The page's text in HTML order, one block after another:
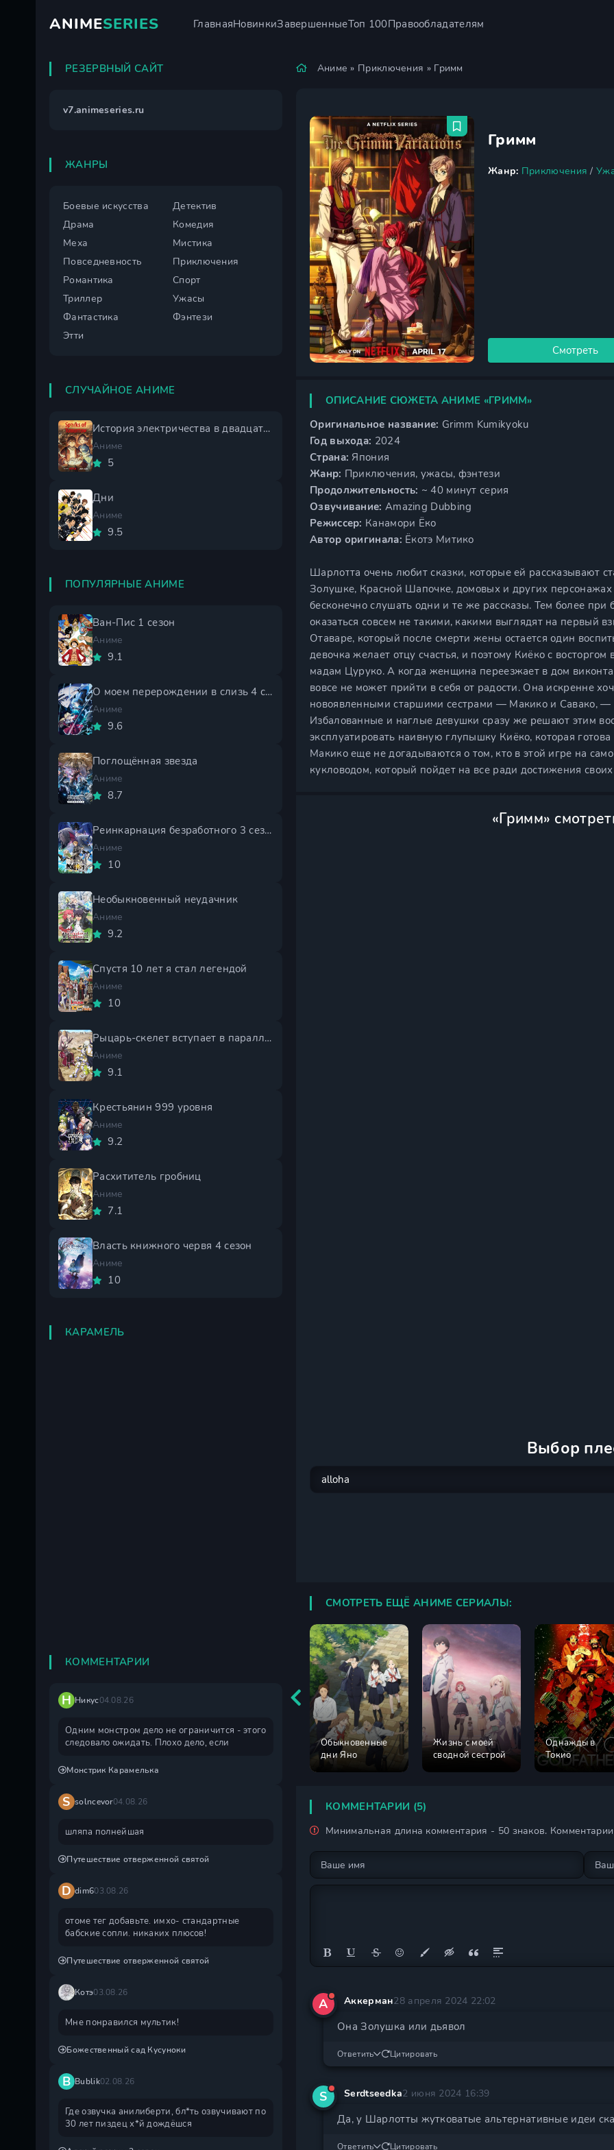
ANIMESERIES ГлавнаяНовинкиЗавершенныеТоп 100Правообладателям
Аниме » Приключения » Гримм
Гримм
Жанр: Приключения /
Смотреть
ОПИСАНИЕ СЮЖЕТА АНИМЕ «ГРИММ»
Оригинальное название: Grimm Kumikyoku
Год выхода: 2024
Страна: Япония
Жанр: Приключения, ужасы, фэнтези
Продолжительность: ~ 40 минут серия
Озвучивание: Amazing Dubbing
Режиссер: Канамори Ёко
Автор оригинала: Ёкотэ Митико
Шарлотта очень любит сказки, которые ей рассказывают
Золушке, Красной Шапочке, домовых и других персонажах
бесконечно слушать одни и те же рассказы. Тем более
оказаться совсем не такими, какими выглядят на первый
Отаваре, который после смерти жены остается один
девочка желает отцу счастья, и поэтому Киёко с
мадам Цуруко. А когда женщина переезжает в дом
вовсе не может прийти в себя от радости. Она искренне
новоявленными старшими сестрами — Макико и Савако, —
Избалованные и наглые девушки сразу же решают этим
эксплуатировать наивную глупышку Киёко, которая
Макико еще не догадываются о том, кто в этой игре на
кукловодом, который пойдет на все ради достижения
«Гримм»
Выбор
СМОТРЕТЬ ЕЩЁ АНИМЕ СЕРИАЛЫ:
Обыкновенные
дни Яно
Жизнь с моей
сводной сестрой
Однажды в
Токио
КОММЕНТАРИИ (5)
Минимальная длина комментария - 50 знаков.
А Аккерман28 апреля 2024 22:02
Она Золушка или дьявол
Ответить Цитировать
S Serdtseedka2 июня 2024 16:39
Да, у Шарлотты жутковатые альтернативные идеи
Ответить Цитировать
РЕЗЕРВНЫЙ САЙТ
v7.animeseries.ru
ЖАНРЫ
Боевые искусства
Детектив
Драма
Комедия
Меха
Мистика
Повседневность
Приключения
Романтика
Спорт
Триллер
Ужасы
Фантастика
Фэнтези
Этти
СЛУЧАЙНОЕ АНИМЕ
История электричества в двадцатом веке
Аниме
5
Дни
Аниме
9.5
ПОПУЛЯРНЫЕ АНИМЕ
Ван-Пис 1 сезон
Аниме
9.1
О моем перерождении в слизь 4 сезон
Аниме
9.6
Поглощённая звезда
Аниме
8.7
Реинкарнация безработного 3 сезон
Аниме
10
Необыкновенный неудачник
Аниме
9.2
Спустя 10 лет я стал легендой
Аниме
10
Рыцарь-скелет вступает в параллельный мир 2 сезон
Аниме
9.1
Крестьянин 999 уровня
Аниме
9.2
Расхититель гробниц
Аниме
7.1
Власть книжного червя 4 сезон
Аниме
10
КАРАМЕЛЬ
КОММЕНТАРИИ
Н Никус04.08.26
Одним монстром дело не ограничится - этого
следовало ожидать. Плохо дело, если
Монстрик Карамелька
S solncevor04.08.26
шляпа полнейшая
Путешествие отверженной святой
D dim603.08.26
отоме тег добавьте. имхо- стандартные
бабские сопли. никаких плюсов!
Путешествие отверженной святой
Котэ03.08.26
Мне понравился мультик!
Божественный сад Кусуноки
B Bublik02.08.26
Где озвучка анилиберти, бл*ть озвучивают по
30 лет пиздец х*й дождëшся